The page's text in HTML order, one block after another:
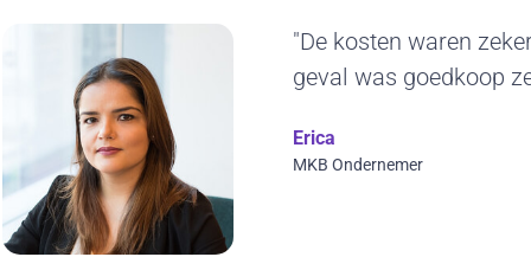
"Het duurzame
ons erg aan. De
ontwerp en we